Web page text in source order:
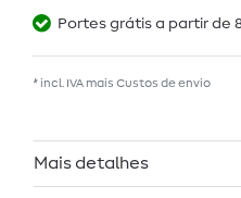
Portes grátis a partir de
* incl. IVA mais Custos de envio
Mais detalhes